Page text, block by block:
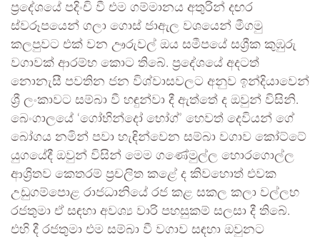
ප්‍රදේශයේ පදිංචි වී එම ගම්මානය අතුරින් දඟර
ස්වරූපයෙන් ගලා ගොස් ජාඇල වශයෙන් මීගමු
කලපුවට එක් වන ඌරුවල් ඔය සමීපයේ සශ්‍රීක කුඹුරු
වගාවක් ආරම්භ කොට තිබේ. ප්‍රදේශයේ අදටත්
නොනැසී පවතින ජන විශ්වාසවලට අනුව ඉන්දියාවෙන්
ශ්‍රී ලංකාවට සම්බා වී හඳුන්වා දී ඇත්තේ ද ඔවුන් විසිනි.
බෙංගාලයේ ‘ගෝභින්දෝ භෝග්’ හෙවත් දෙවියන් ගේ
බෝගය නමින් පවා හැඳින්වෙන සම්බා වගාව කෝට්ටේ
යුගයේදී ඔවුන් විසින් මෙම ගණේමුල්ල හොරගොල්ල
ආශ්‍රිතව කෙතරම් ප්‍රචලිත කළේ ද කිවහොත් එවක
උඩුගම්පොළ රාජධානියේ රජ කළ සකල කලා වල්ලභ
රජතුමා ඒ සඳහා අවශ්‍ය වාරි පහසුකම් සලසා දී තිබේ.
එහි දී රජතුමා එම සම්බා වී වගාව සඳහා ඔවුනට